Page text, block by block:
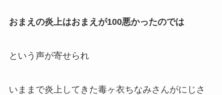
おまえの炎上はおまえが100悪かったのでは
という声が寄せられ
いままで炎上してきた毒ヶ衣ちなみさんがにじさ